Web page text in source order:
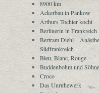
8900 km
Ackerbau in Pankow
Arthurs Tochter kocht
Berlinerin in Frankreich
Bertram Diehl –
Südfrankreich
Bleu, Blanc, Rouge
Buddenbohm und Söhne
Croco
Das Unruhewerk